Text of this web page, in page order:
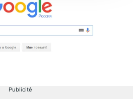
Publicité